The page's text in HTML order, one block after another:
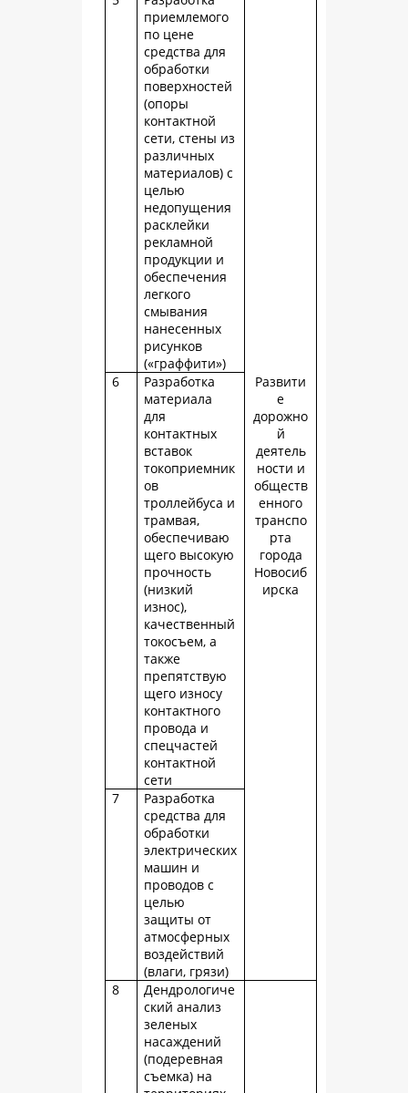
приемлемого
по цене
средства для
обработки
поверхностей
(опоры
контактной
сети, стены из
различных
материалов) с
целью
недопущения
расклейки
рекламной
продукции и
обеспечения
легкого
смывания
нанесенных
рисунков
(«граффити»)
Развити
е
дорожно
й
деятель
ности и
обществ
енного
транспо
рта
города
Новосиб
ирска
6
Разработка
материала
для
контактных
вставок
токоприемник
ов
троллейбуса и
трамвая,
обеспечиваю
щего высокую
прочность
(низкий
износ),
качественный
токосъем, а
также
препятствую
щего износу
контактного
провода и
спецчастей
контактной
сети
7
Разработка
средства для
обработки
электрических
машин и
проводов с
целью
защиты от
атмосферных
воздействий
(влаги, грязи)
8
Дендрологиче
ский анализ
зеленых
насаждений
(подеревная
съемка) на